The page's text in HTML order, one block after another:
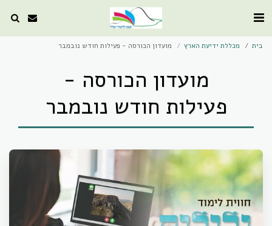
בית מכללת ידיעת הארץ מועדון הכורסה - פעילות חודש נובמבר
מועדון הכורסה -
פעילות חודש נובמבר